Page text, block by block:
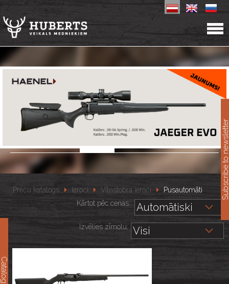
Catalog
Preču katalogs Ieroči Vītņstobra ieroči
Pusautomāti
Kārtot pēc cenas::
Izvēlies zīmolu:
Subscribe